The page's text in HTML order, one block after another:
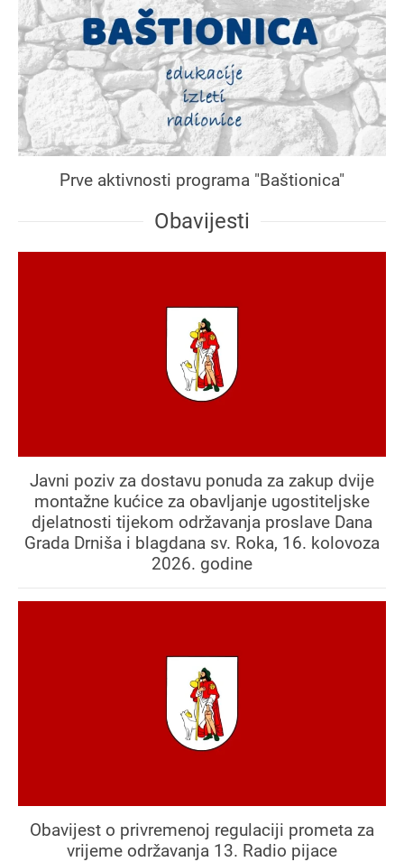
Prve aktivnosti programa "Baštionica"
Obavijesti
Javni poziv za dostavu ponuda za zakup dvije
montažne kućice za obavljanje ugostiteljske
djelatnosti tijekom održavanja proslave Dana
Grada Drniša i blagdana sv. Roka, 16. kolovoza
2026. godine
Obavijest o privremenoj regulaciji prometa za
vrijeme održavanja 13. Radio pijace